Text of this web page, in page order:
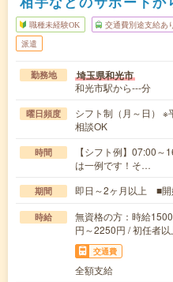
職種未経験OK 交通費別途支給あ
派遣
勤務地 埼玉県和光市
和光市駅から---分
曜日頻度
シフト制（月～日） ※
相談OK
時間
【シフト例】07:00
は一例です！そ…
期間 即日～2ヶ月以上 ■開
時給
無資格の方：時給
円～2250円 / 初任者
交通費
全額支給